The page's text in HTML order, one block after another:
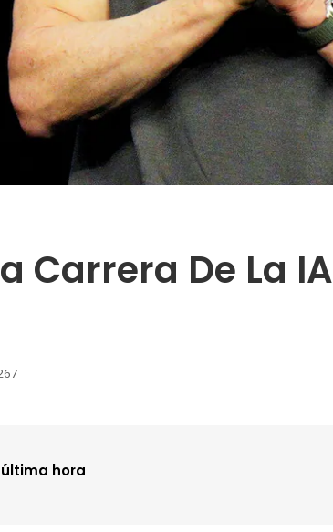
Carrera De La IA
hora